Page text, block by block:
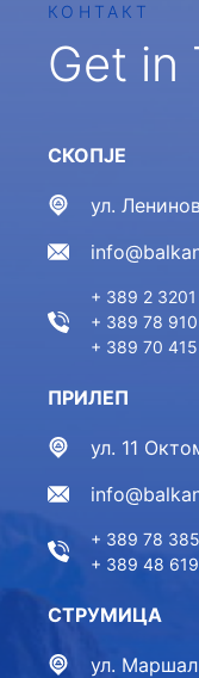
КОНТАКТ
Get in
СКОПЈЕ
ул.
+ 389 2 3201
+ 389 78
+ 389 70
ПРИЛЕП
ул. 11
+ 389 78
+ 389 48
СТРУМИЦА
ул.